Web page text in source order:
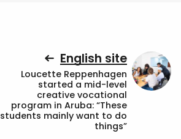
English site
Loucette Reppenhagen
started a mid-level
creative vocational
program in Aruba: “These
students mainly want to do
things”